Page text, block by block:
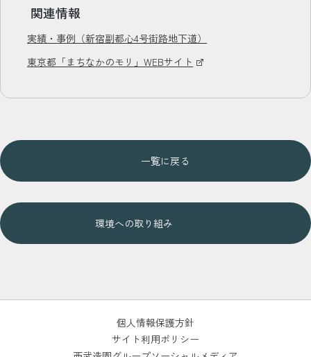
関連情報
実績・事例（新宿副都心4号街路地下道）
東京都「まちなかのモリ」WEBサイト
一覧に戻る
環境への取り組み
個人情報保護方針
サイト利用ポリシー